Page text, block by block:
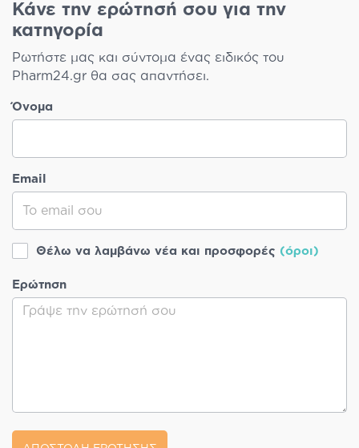
Κάνε την ερώτησή σου για την
κατηγορία
Ρωτήστε μας και σύντομα ένας ειδικός του
Pharm24.gr θα σας απαντήσει.
Όνομα
Email
Θέλω να λαμβάνω νέα και προσφορές (όροι)
Ερώτηση